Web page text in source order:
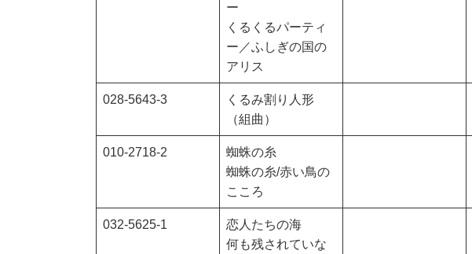
ー
くるくるパーティ
ー／ふしぎの国の
アリス
028-5643-3
くるみ割り人形
（組曲）
010-2718-2
蜘蛛の糸
蜘蛛の糸/赤い鳥の
こころ
032-5625-1
恋人たちの海
何も残されていな